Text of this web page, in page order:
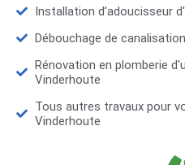
Installation d’adoucisseur
Débouchage de
Rénovation en plomberie
Vinderhoute
Tous autres travaux pour
Vinderhoute